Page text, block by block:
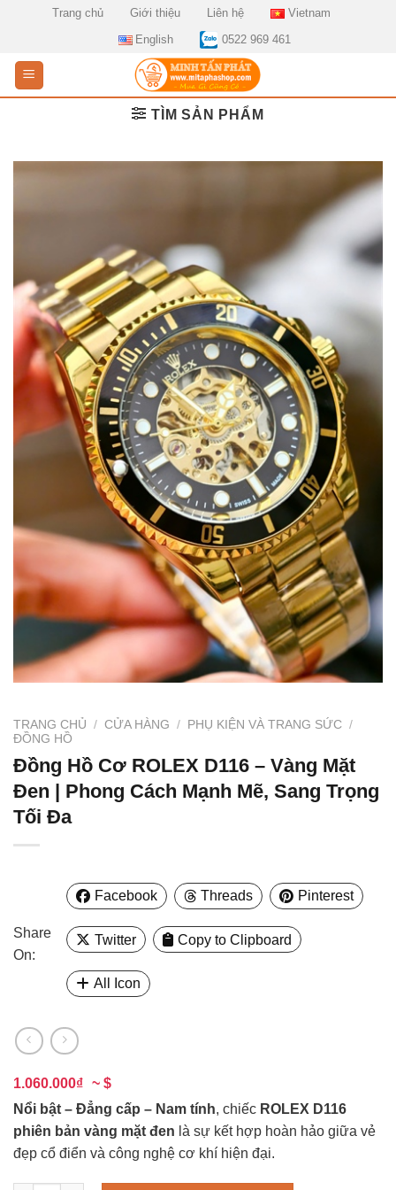
Trang chủ Giới thiệu Liên hệ
Vietnam
English
0522 969 461
TÌM SẢN PHẨM
TRANG CHỦ / CỬA HÀNG / PHỤ KIỆN VÀ TRANG SỨC /
ĐỒNG HỒ
Đồng Hồ Cơ ROLEX D116 – Vàng Mặt
Đen | Phong Cách Mạnh Mẽ, Sang Trọng
Tối Đa
Share
On:
Facebook Threads Pinterest
Twitter Copy to Clipboard
All Icon
1.060.000₫ ~ $
Nổi bật – Đẳng cấp – Nam tính, chiếc ROLEX D116
phiên bản vàng mặt đen là sự kết hợp hoàn hảo giữa vẻ
đẹp cổ điển và công nghệ cơ khí hiện đại.